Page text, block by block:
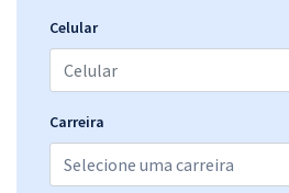
Celular
Carreira